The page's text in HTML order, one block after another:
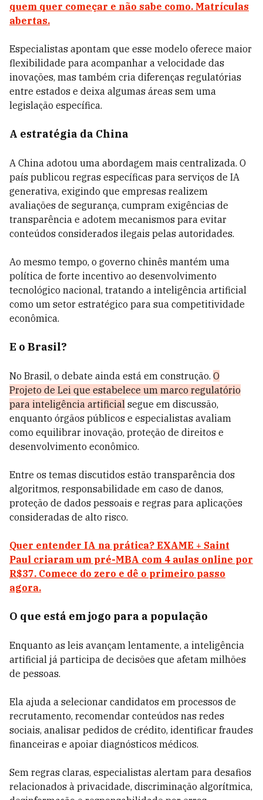
quem quer começar e não sabe como. Matrículas
abertas.
Especialistas apontam que esse modelo oferece maior
flexibilidade para acompanhar a velocidade das
inovações, mas também cria diferenças regulatórias
entre estados e deixa algumas áreas sem uma
legislação específica.
A estratégia da China
A China adotou uma abordagem mais centralizada. O
país publicou regras específicas para serviços de IA
generativa, exigindo que empresas realizem
avaliações de segurança, cumpram exigências de
transparência e adotem mecanismos para evitar
conteúdos considerados ilegais pelas autoridades.
Ao mesmo tempo, o governo chinês mantém uma
política de forte incentivo ao desenvolvimento
tecnológico nacional, tratando a inteligência artificial
como um setor estratégico para sua competitividade
econômica.
E o Brasil?
No Brasil, o debate ainda está em construção. O
Projeto de Lei que estabelece um marco regulatório
para inteligência artificial segue em discussão,
enquanto órgãos públicos e especialistas avaliam
como equilibrar inovação, proteção de direitos e
desenvolvimento econômico.
Entre os temas discutidos estão transparência dos
algoritmos, responsabilidade em caso de danos,
proteção de dados pessoais e regras para aplicações
consideradas de alto risco.
Quer entender IA na prática? EXAME + Saint
Paul criaram um pré-MBA com 4 aulas online por
R$37. Comece do zero e dê o primeiro passo
agora.
O que está em jogo para a população
Enquanto as leis avançam lentamente, a inteligência
artificial já participa de decisões que afetam milhões
de pessoas.
Ela ajuda a selecionar candidatos em processos de
recrutamento, recomendar conteúdos nas redes
sociais, analisar pedidos de crédito, identificar fraudes
financeiras e apoiar diagnósticos médicos.
Sem regras claras, especialistas alertam para desafios
relacionados à privacidade, discriminação algorítmica,